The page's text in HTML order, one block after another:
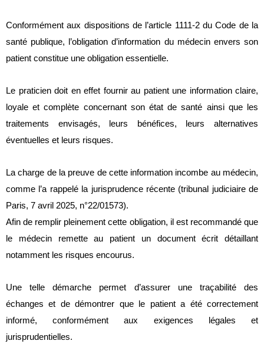
Conformément aux dispositions de l’article 1111-2 du Code de la
santé publique, l’obligation d’information du médecin envers son
patient constitue une obligation essentielle.
Le praticien doit en effet fournir au patient une information claire,
loyale et complète concernant son état de santé ainsi que les
traitements envisagés, leurs bénéfices, leurs alternatives
éventuelles et leurs risques.
La charge de la preuve de cette information incombe au médecin,
comme l’a rappelé la jurisprudence récente (tribunal judiciaire de
Paris, 7 avril 2025, n°22/01573).
Afin de remplir pleinement cette obligation, il est recommandé que
le médecin remette au patient un document écrit détaillant
notamment les risques encourus.
Une telle démarche permet d’assurer une traçabilité des
échanges et de démontrer que le patient a été correctement
informé, conformément aux exigences légales et
jurisprudentielles.